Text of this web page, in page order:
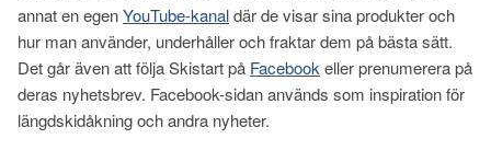
annat en egenYouTube-kanaldär de visar sina produkter och
hur man använder, underhåller och fraktar dem på bästa sätt.
Det går även att följa Skistart på Facebook eller prenumerera på
deras nyhetsbrev. Facebook-sidan används som inspiration för
längdskidåkning och andra nyheter.